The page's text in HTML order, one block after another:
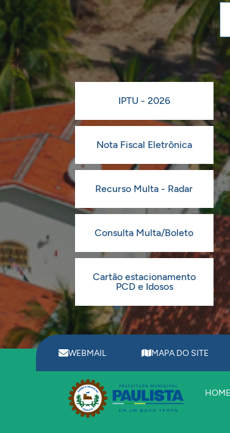
IPTU - 2026
Nota Fiscal Eletrônica
Recurso Multa - Radar
Consulta Multa/Boleto
Cartão estacionamento
PCD e Idosos
WEBMAIL MAPA DO SITE
HOME